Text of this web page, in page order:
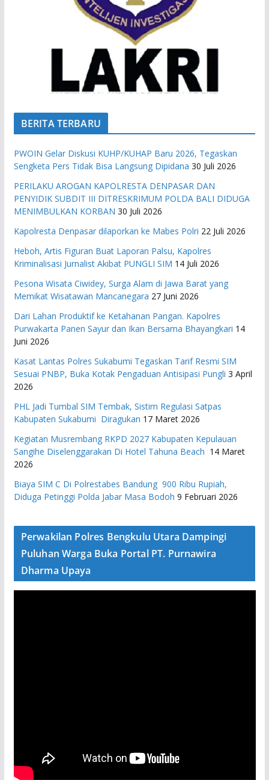
BERITA TERBARU
PWOIN Gelar Diskusi KUHP/KUHAP Baru 2026, Tegaskan
Sengketa Pers Tidak Bisa Langsung Dipidana 30 Juli 2026
PERILAKU AROGAN KAPOLRESTA DENPASAR DAN
PENYIDIK SUBDIT III DITRESKRIMUM POLDA BALI DIDUGA
MENIMBULKAN KORBAN 30 Juli 2026
Kapolresta Denpasar dilaporkan ke Mabes Polri 22 Juli 2026
Heboh, Artis Figuran Buat Laporan Palsu, Kapolres
Kriminalisasi Jurnalist Akibat PUNGLI SIM 14 Juli 2026
Pesona Wisata Ciwidey, Surga Alam di Jawa Barat yang
Memikat Wisatawan Mancanegara 27 Juni 2026
Dari Lahan Produktif ke Ketahanan Pangan. Kapolres
Purwakarta Panen Sayur dan Ikan Bersama Bhayangkari 14
Juni 2026
Kasat Lantas Polres Sukabumi Tegaskan Tarif Resmi SIM
Sesuai PNBP, Buka Kotak Pengaduan Antisipasi Pungli 3 April
2026
PHL Jadi Tumbal SIM Tembak, Sistim Regulasi Satpas
Kabupaten Sukabumi Diragukan 17 Maret 2026
Kegiatan Musrembang RKPD 2027 ​Kabupaten Kepulauan
Sangihe Diselenggarakan Di Hotel Tahuna Beach 14 Maret
2026
Biaya SIM C Di Polrestabes Bandung 900 Ribu Rupiah,
Diduga Petinggi Polda Jabar Masa Bodoh 9 Februari 2026
Perwakilan Polres Bengkulu Utara Dampingi
Puluhan Warga Buka Portal PT. Purnawira
Dharma Upaya